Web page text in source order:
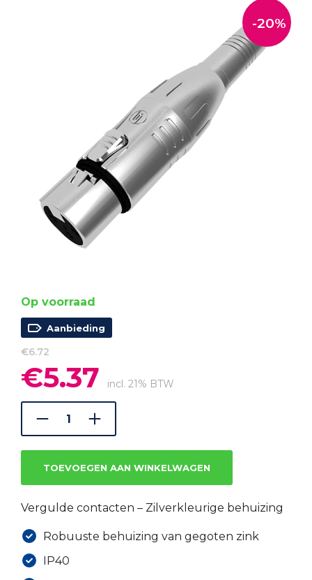
-20%
Op voorraad
Aanbieding
€6.72
Oorspronkelijke
prijs
was:
€6.72.
€5.37 prijs
is:
€5.37.
incl. 21% BTW
TOEVOEGEN AAN WINKELWAGEN
Vergulde contacten – Zilverkleurige behuizing
Robuuste behuizing van gegoten zink
IP40